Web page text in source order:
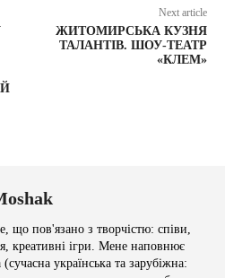
Next article
ЖИТОМИРСЬКА КУЗНЯ
ТАЛАНТІВ. ШОУ-ТЕАТР
«КЛЕМ»
що пов'язано з творчістю: співи,
креативні ігри. Мене наповнює
(сучасна українська та зарубіжна: